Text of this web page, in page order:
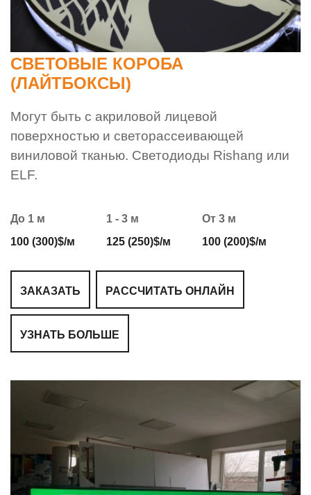
СВЕТОВЫЕ КОРОБА
(ЛАЙТБОКСЫ)
Могут быть с акриловой лицевой
поверхностью и светорассеивающей
виниловой тканью. Светодиоды Rishang или
ELF.
До 1 м
100 (300)$/м
1 - 3 м
125 (250)$/м
От 3 м
100 (200)$/м
ЗАКАЗАТЬ РАССЧИТАТЬ ОНЛАЙН
УЗНАТЬ БОЛЬШЕ